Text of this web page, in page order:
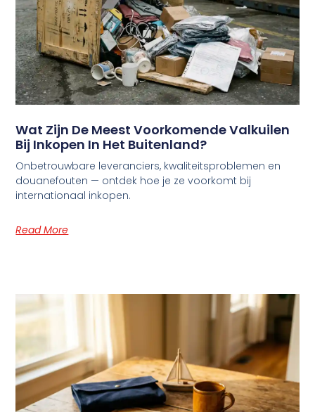
Wat Zijn De Meest Voorkomende Valkuilen
Bij Inkopen In Het Buitenland?
Onbetrouwbare leveranciers, kwaliteitsproblemen en
douanefouten — ontdek hoe je ze voorkomt bij
internationaal inkopen.
Read More